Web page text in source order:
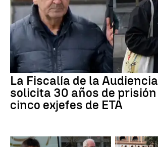
La Fiscalía de la
solicita 30 años de
cinco exjefes de ETA